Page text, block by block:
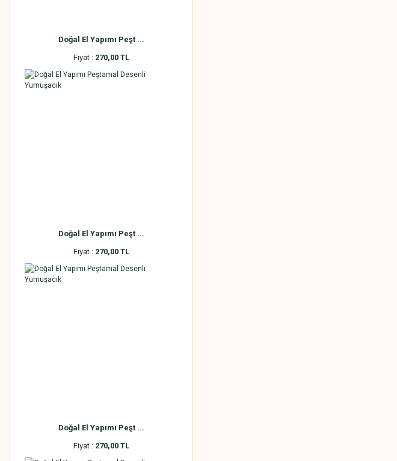
Doğal El Yapımı Peşt ...
Fiyat : 270,00 TL
Doğal El Yapımı Peşt ...
Fiyat : 270,00 TL
Doğal El Yapımı Peşt ...
Fiyat : 270,00 TL